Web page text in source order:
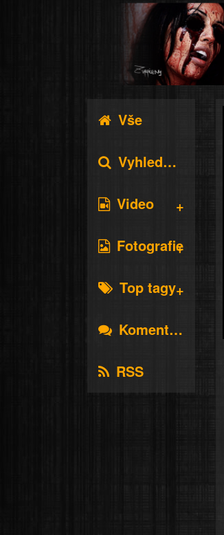
Vše
Vyhledávání
Video
Fotografie
Top tagy
Komentáře
RSS